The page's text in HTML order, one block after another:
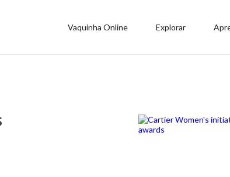
Vaquinha Online Explorar